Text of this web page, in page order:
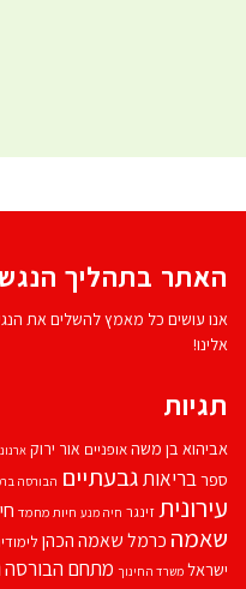
האתר בתהליך
אנו עושים כל מאמץ להשלים את
אלינו!
תגיות
אביהוא בן משהאופניים אור ירוק
ספרבריאותגבעתיים הבורסה
עירוניתזינגר חיה מנע חיות מחמד
שאמה כרמל שאמה הכהן
ישראל משרד החינוך מתחם הבורסה